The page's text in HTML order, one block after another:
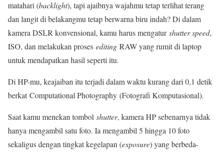
matahari (backlight), tapi ajaibnya wajahmu tetap terlihat terang
dan langit di belakangmu tetap berwarna biru indah? Di dalam
kamera DSLR konvensional, kamu harus mengaturshutter speed,
ISO, dan melakukan proses editing RAW yang rumit di laptop
untuk mendapatkan hasil seperti itu.
Di HP-mu, keajaiban itu terjadi dalam waktu kurang dari 0,1 detik
berkat Computational Photography (Fotografi Komputasional).
Saat kamu menekan tombol shutter, kamera HP sebenarnya tidak
hanya mengambil satu foto. Ia mengambil 5 hingga 10 foto
sekaligus dengan tingkat kegelapan (exposure) yang berbeda-